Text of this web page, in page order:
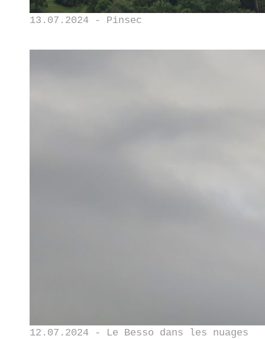
13.07.2024 - Pinsec
12.07.2024 - Le Besso dans les nuages